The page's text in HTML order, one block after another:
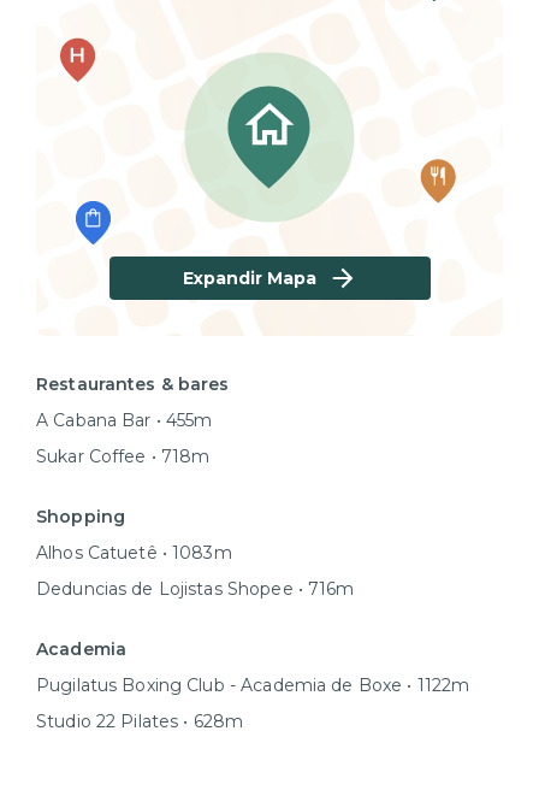
Expandir Mapa
Restaurantes & bares
A Cabana Bar • 455m
Sukar Coffee • 718m
Shopping
Alhos Catuetê • 1083m
Deduncias de Lojistas Shopee • 716m
Academia
Pugilatus Boxing Club - Academia de Boxe • 1122m
Studio 22 Pilates • 628m